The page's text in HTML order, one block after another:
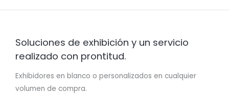
Soluciones de exhibición y un servicio
realizado con prontitud.
Exhibidores en blanco o personalizados en cualquier
volumen de compra.